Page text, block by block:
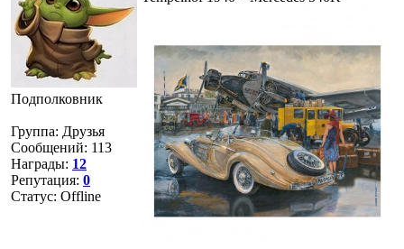
Подполковник
Группа: Друзья
Сообщений: 113
Награды: 12
Репутация: 0
Статус: Offline